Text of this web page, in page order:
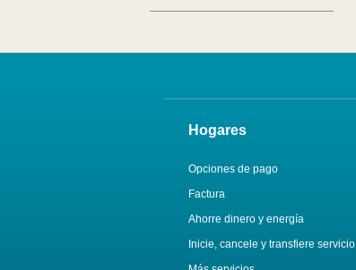
Hogares
Opciones de pago
Factura
Ahorre dinero y energía
Inicie, cancele y transfiere servicio